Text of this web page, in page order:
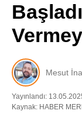
Mesut
Yayınlandı:
Kaynak: HABER